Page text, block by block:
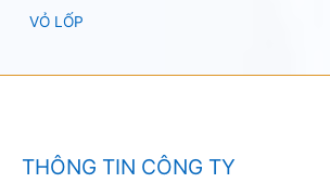
VỎ LỐP
THÔNG TIN CÔNG TY